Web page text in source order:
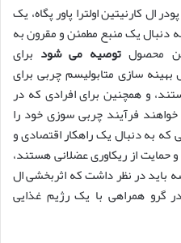
ال کارنیتین اولترا پاور پگاه، یک
دنبال یک منبع مطمئن و مقرون به
محصول توصیه می شود برای
بهینه سازی متابولیسم چربی برای
و همچنین برای افرادی که در
فرآیند چربی سوزی خود را
به دنبال یک راهکار اقتصادی و
از ریکاوری عضلانی هستند،
باید در نظر داشت که اثربخشی ال
گرو همراهی با یک رژیم غذایی